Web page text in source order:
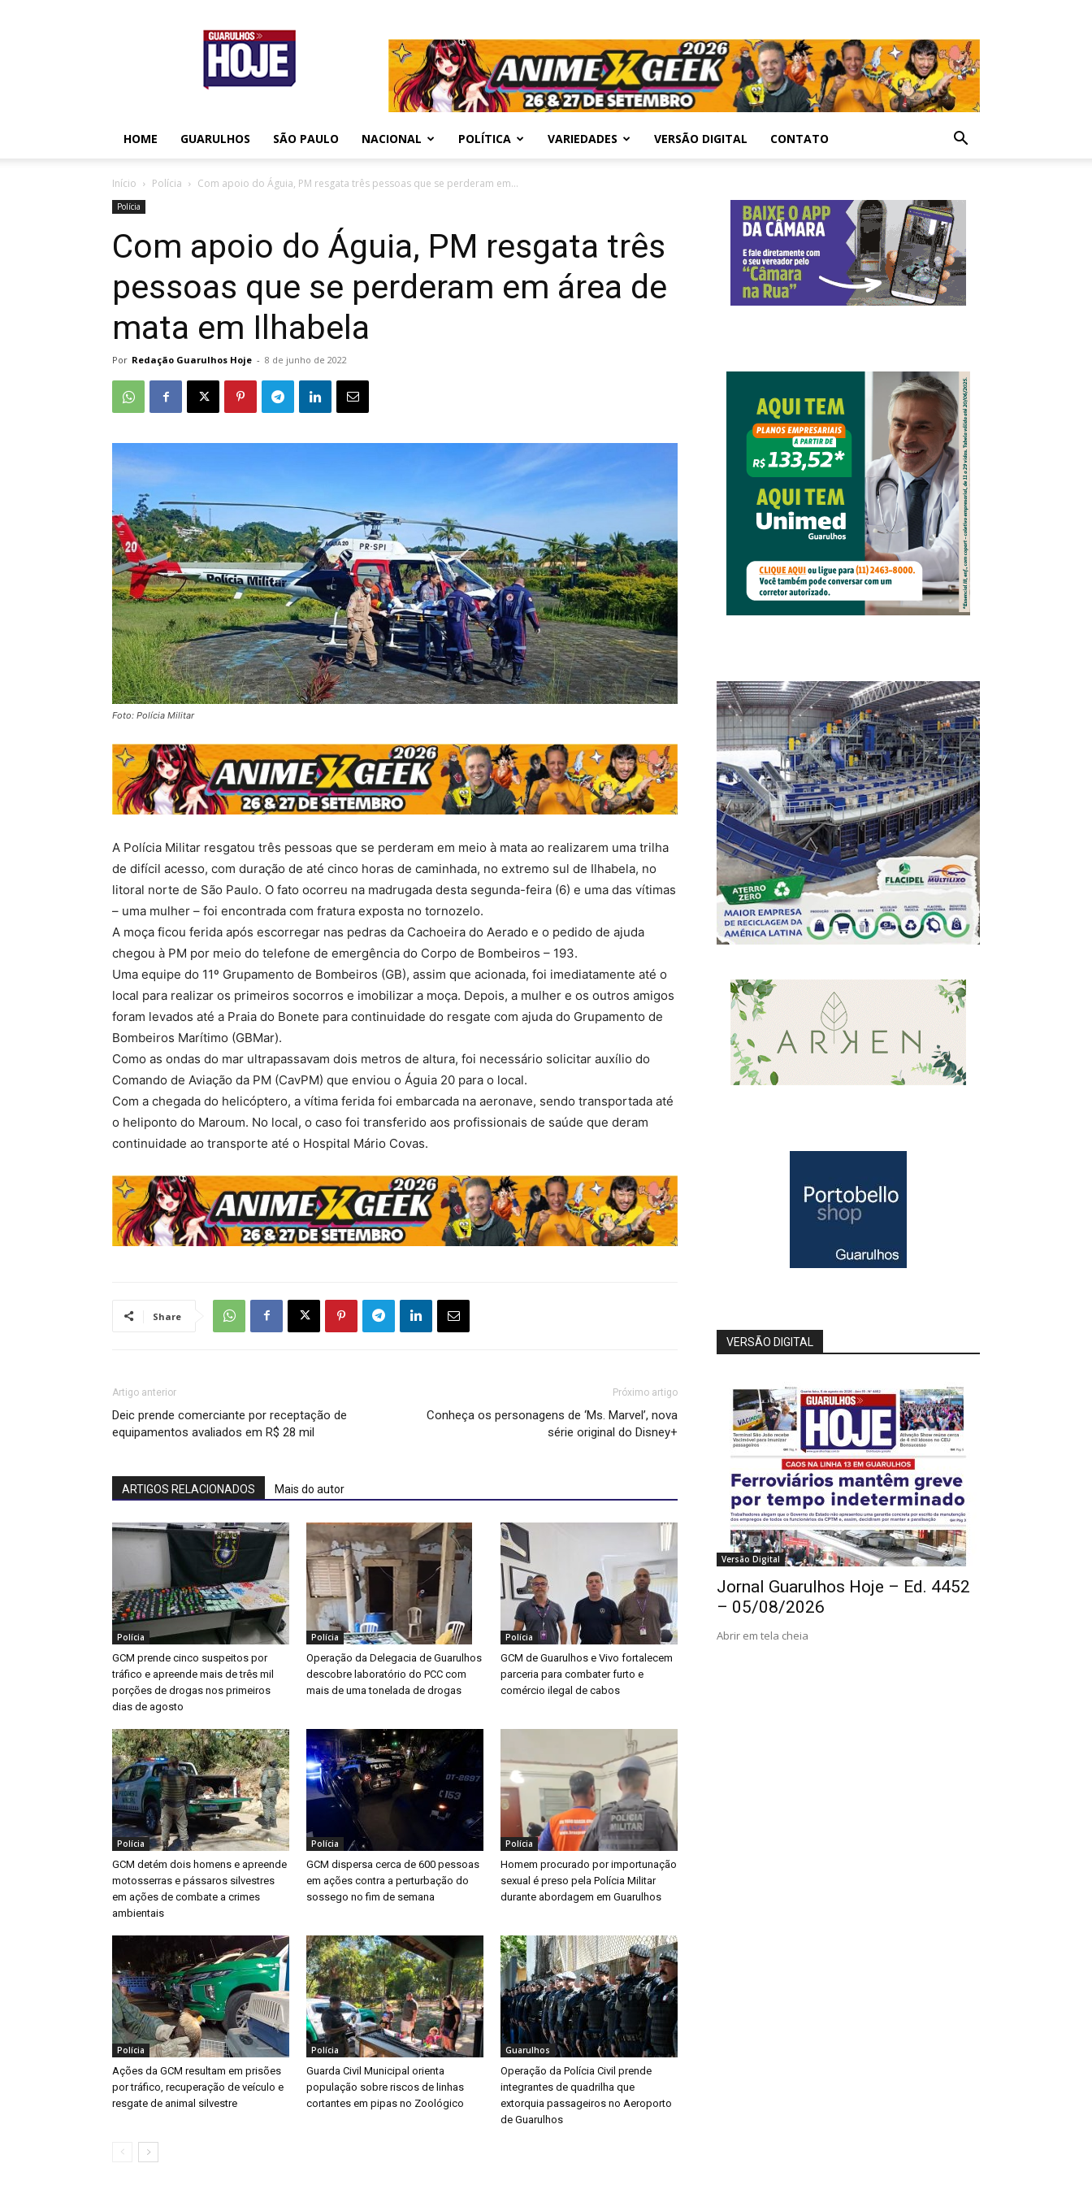
Guarulhos
Hoje
HOME GUARULHOS SÃO PAULO NACIONAL POLÍTICA VARIEDADES VERSÃO DIGITAL CONTATO
Início Polícia Com apoio do Águia, PM resgata três pessoas que se perderam em...
Polícia
Com apoio do Águia, PM resgata três
pessoas que se perderam em área de
mata em Ilhabela
Por Redação Guarulhos Hoje - 8 de junho de 2022
Foto: Polícia Militar
A Polícia Militar resgatou três pessoas que se perderam em meio à mata ao realizarem uma trilha
de difícil acesso, com duração de até cinco horas de caminhada, no extremo sul de Ilhabela, no
litoral norte de São Paulo. O fato ocorreu na madrugada desta segunda-feira (6) e uma das vítimas
– uma mulher – foi encontrada com fratura exposta no tornozelo.
A moça ficou ferida após escorregar nas pedras da Cachoeira do Aerado e o pedido de ajuda
chegou à PM por meio do telefone de emergência do Corpo de Bombeiros – 193.
Uma equipe do 11º Grupamento de Bombeiros (GB), assim que acionada, foi imediatamente até o
local para realizar os primeiros socorros e imobilizar a moça. Depois, a mulher e os outros amigos
foram levados até a Praia do Bonete para continuidade do resgate com ajuda do Grupamento de
Bombeiros Marítimo (GBMar).
Como as ondas do mar ultrapassavam dois metros de altura, foi necessário solicitar auxílio do
Comando de Aviação da PM (CavPM) que enviou o Águia 20 para o local.
Com a chegada do helicóptero, a vítima ferida foi embarcada na aeronave, sendo transportada até
o heliponto do Maroum. No local, o caso foi transferido aos profissionais de saúde que deram
continuidade ao transporte até o Hospital Mário Covas.
Share
Artigo anterior
Deic prende comerciante por receptação de
equipamentos avaliados em R$ 28 mil
Próximo artigo
Conheça os personagens de ‘Ms. Marvel’, nova
série original do Disney+
ARTIGOS RELACIONADOS Mais do autor
Polícia
GCM prende cinco suspeitos por
tráfico e apreende mais de três mil
porções de drogas nos primeiros
dias de agosto
Polícia
Operação da Delegacia de Guarulhos
descobre laboratório do PCC com
mais de uma tonelada de drogas
Polícia
GCM de Guarulhos e Vivo fortalecem
parceria para combater furto e
comércio ilegal de cabos
Polícia
GCM detém dois homens e apreende
motosserras e pássaros silvestres
em ações de combate a crimes
ambientais
Polícia
GCM dispersa cerca de 600 pessoas
em ações contra a perturbação do
sossego no fim de semana
Polícia
Homem procurado por importunação
sexual é preso pela Polícia Militar
durante abordagem em Guarulhos
Polícia
Ações da GCM resultam em prisões
por tráfico, recuperação de veículo e
resgate de animal silvestre
Polícia
Guarda Civil Municipal orienta
população sobre riscos de linhas
cortantes em pipas no Zoológico
Guarulhos
Operação da Polícia Civil prende
integrantes de quadrilha que
extorquia passageiros no Aeroporto
de Guarulhos
VERSÃO DIGITAL
Versão Digital
Jornal Guarulhos Hoje – Ed. 4452
– 05/08/2026
Abrir em tela cheia